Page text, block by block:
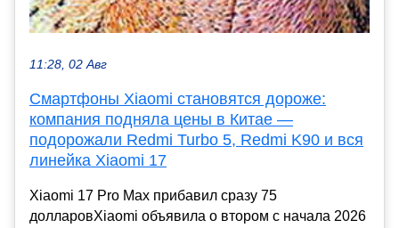
11:28, 02 Авг
Смартфоны Xiaomi становятся дороже:
компания подняла цены в Китае —
подорожали Redmi Turbo 5, Redmi K90 и вся
линейка Xiaomi 17
Xiaomi 17 Pro Max прибавил сразу 75
долларовXiaomi объявила о втором с начала 2026